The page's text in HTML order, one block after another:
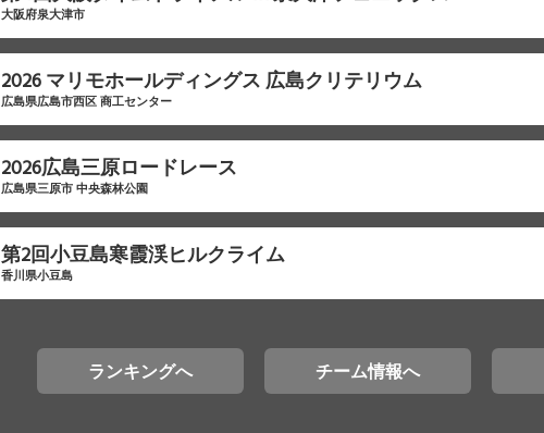
大阪府泉大津市
2026 マリモホールディングス 広島クリテリウム
広島県広島市西区 商工センター
2026広島三原ロードレース
広島県三原市 中央森林公園
第2回小豆島寒霞渓ヒルクライム
香川県小豆島
ランキングへ チーム情報へ